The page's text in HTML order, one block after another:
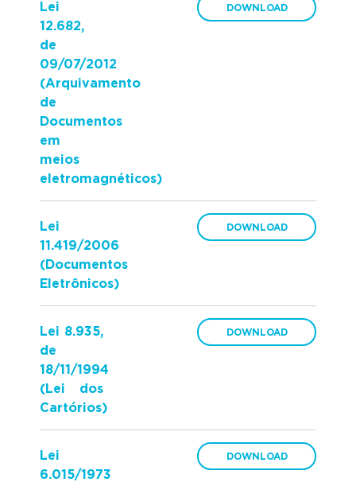
Lei
12.682,
de
09/07/2012
(Arquivamento
de
Documentos
em
meios
eletromagnéticos)
Lei
11.419/2006
(Documentos
Eletrônicos)
Lei 8.935,
de
18/11/1994
(Lei dos
Cartórios)
Lei
6.015/1973